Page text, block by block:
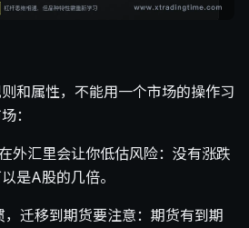
和属性，不能用一个市场的操作习
：
外汇里会让你低估风险：没有涨跌
是A股的几倍。
迁移到期货要注意：期货有到期